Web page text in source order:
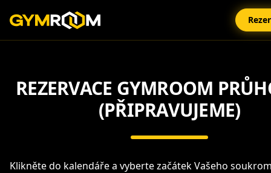
REZERVACE GYMROOM
(PŘIPRAVUJEME)
Klikněte do kalendáře a vyberte začátek Vašeho